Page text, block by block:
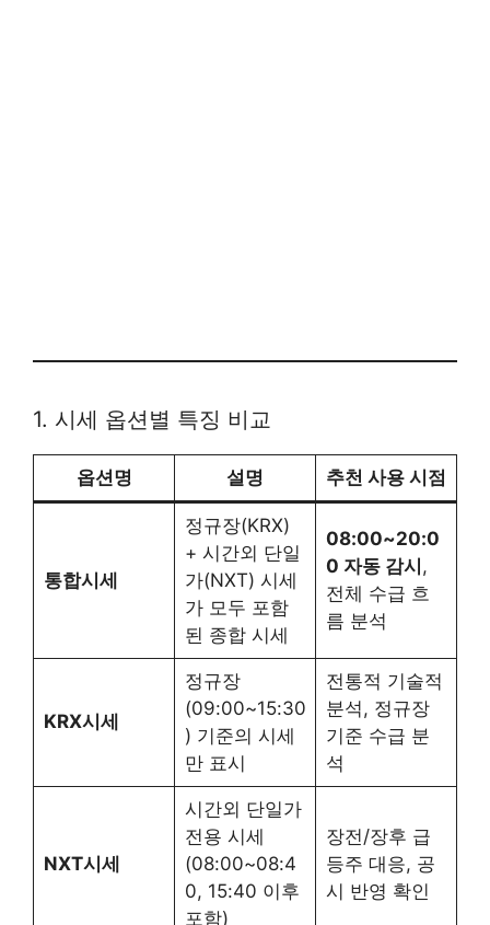
1. 시세 옵션별 특징 비교
옵션명 설명 추천 사용 시점
통합시세
정규장(KRX)
+ 시간외 단일
가(NXT) 시세
가 모두 포함
된 종합 시세
08:00~20:0
0 자동 감시 ,
전체 수급 흐
름 분석
KRX시세
정규장
(09:00~15:30
) 기준의 시세
만 표시
전통적 기술적
분석, 정규장
기준 수급 분
석
NXT시세
시간외 단일가
전용 시세
(08:00~08:4
0, 15:40 이후
포함)
장전/장후 급
등주 대응, 공
시 반영 확인